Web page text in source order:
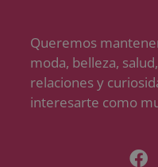
Queremos
moda, belleza,
relaciones y
interesarte como